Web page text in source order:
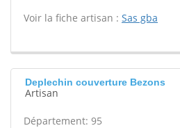
Voir la fiche artisan : Sas gba
Deplechin couverture Bezons
Artisan
Département: 95